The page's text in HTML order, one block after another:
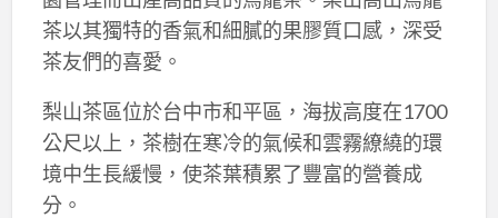
茶以其獨特的香氣和細膩的果膠質口感，深受
茶友們的喜愛。
梨山茶區位於台中市和平區，海拔高度在1700
公尺以上，茶樹在寒冷的氣候和雲霧繚繞的環
境中生長緩慢，使茶葉積累了豐富的營養成
分。